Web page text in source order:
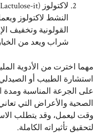
النشط لاكتولوز
القولونية وتخفيف
شراب ويعد من
مهما اخترت من الأدوية
استشارة الطبيب أو
على الجرعة المناسبة ومدة
الصحية والأعراض التي
وقت ليعمل، وقد يتطلب
لتحقيق تأثيراته الكاملة.